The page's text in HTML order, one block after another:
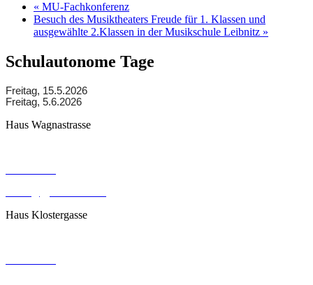
« MU-Fachkonferenz
Besuch des Musiktheaters Freude für 1. Klassen und
ausgewählte 2.Klassen in der Musikschule Leibnitz »
Schulautonome Tage
Freitag, 15.5.2026
Freitag, 5.6.2026
Haus Wagnastrasse
Haus Klostergasse